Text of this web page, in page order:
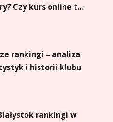
Czy kurs online to
rankingi – analiza
i historii klubu
rankingi w